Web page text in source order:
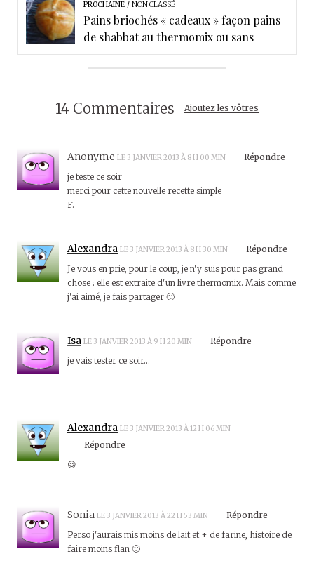
PROCHAINE NON CLASSÉ
Pains briochés « cadeaux » façon pains
de shabbat au thermomix ou sans
14 Commentaires Ajoutez les vôtres
Anonyme LE 3 JANVIER 2013 À 8 H 00 MIN
Répondre
je teste ce soir
merci pour cette nouvelle recette simple
F.
Alexandra LE 3 JANVIER 2013 À 8 H 30 MIN
Répondre
Je vous en prie, pour le coup, je n'y suis pour pas grand
chose : elle est extraite d'un livre thermomix. Mais comme
j'ai aimé, je fais partager 🙂
Isa LE 3 JANVIER 2013 À 9 H 20 MIN
Répondre
je vais tester ce soir…
Alexandra LE 3 JANVIER 2013 À 12 H 06 MIN
Répondre
😉
Sonia LE 3 JANVIER 2013 À 22 H 53 MIN
Répondre
Perso j'aurais mis moins de lait et + de farine, histoire de
faire moins flan 🙂